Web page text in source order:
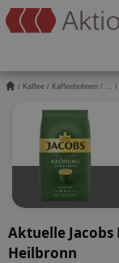
/ Kaffee / Kaffeebohnen / ... /
Aktuelle
Heilbronn